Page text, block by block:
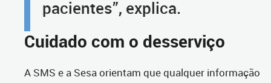
pacientes”, explica.
Cuidado com o desserviço
A SMS e a Sesa orientam que qualquer informação